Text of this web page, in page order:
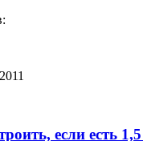
если есть